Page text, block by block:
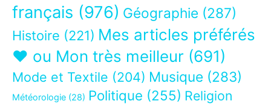
français (976) Géographie (287)
Histoire (221) Mes articles préférés
❤ ou Mon très meilleur (691)
Mode et Textile (204) Musique (283)
Météorologie (28) Politique (255) Religion